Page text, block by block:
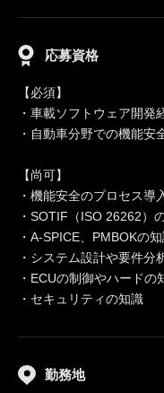
応募資格
【必須】
・車載ソフトウェア開発
・自動車分野での機能安
【尚可】
・機能安全のプロセス導
・SOTIF（ISO 26262）
・A-SPICE、PMBOKの
・システム設計や要件
・ECUの制御やハードの
・セキュリティの知識
勤務地